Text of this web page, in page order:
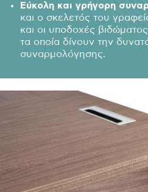
Εύκολη και γρήγορη
και ο σκελετός του
και οι υποδοχές
τα οποία δίνουν την
συναρμολόγησης.